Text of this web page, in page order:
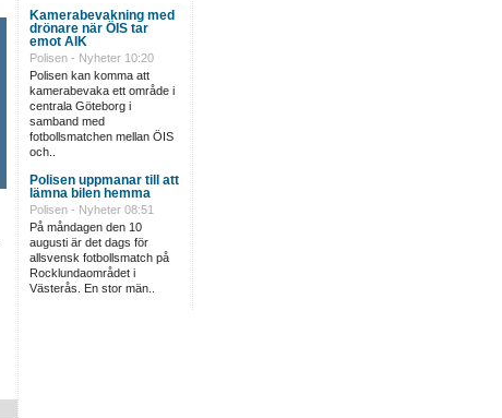
Kamerabevakning med
drönare när ÖIS tar
emot AIK
Polisen - Nyheter 10:20
Polisen kan komma att
kamerabevaka ett område i
centrala Göteborg i
samband med
fotbollsmatchen mellan ÖIS
och..
Polisen uppmanar till att
lämna bilen hemma
Polisen - Nyheter 08:51
På måndagen den 10
augusti är det dags för
allsvensk fotbollsmatch på
Rocklundaområdet i
Västerås. En stor män..